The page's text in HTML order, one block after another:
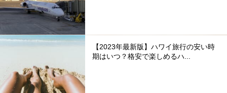
【2023年最新版】ハワイ旅行の安い時
期はいつ？格安で楽しめるハ...